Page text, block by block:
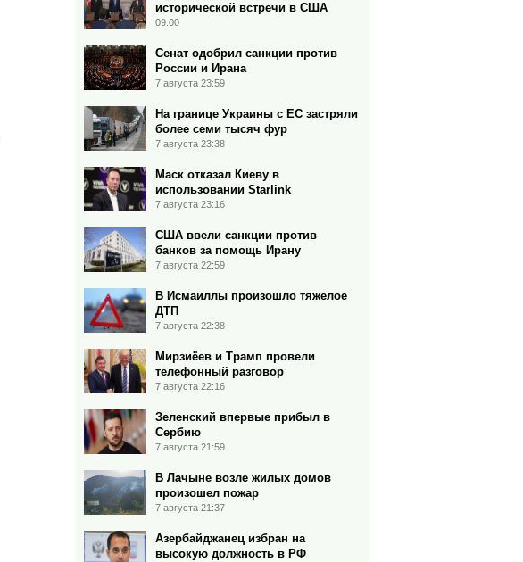
исторической встречи в США
09:00
Сенат одобрил санкции против
России и Ирана
7 августа 23:59
На границе Украины с ЕС застряли
более семи тысяч фур
7 августа 23:38
Маск отказал Киеву в
использовании Starlink
7 августа 23:16
США ввели санкции против
банков за помощь Ирану
7 августа 22:59
В Исмаиллы произошло тяжелое
ДТП
7 августа 22:38
Мирзиёев и Трамп провели
телефонный разговор
7 августа 22:16
Зеленский впервые прибыл в
Сербию
7 августа 21:59
В Лачыне возле жилых домов
произошел пожар
7 августа 21:37
Азербайджанец избран на
высокую должность в РФ